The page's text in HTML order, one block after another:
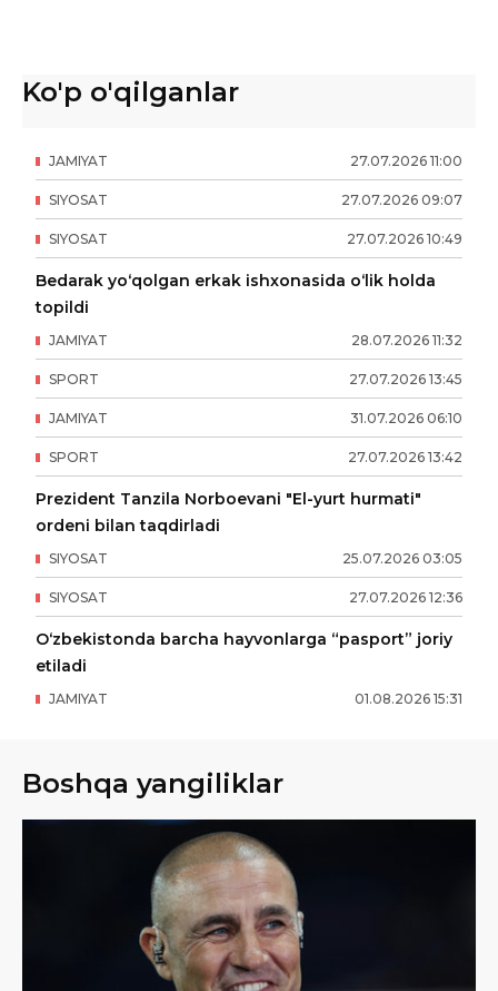
Ko'p o'qilganlar
27.07.2026 11:00
JAMIYAT
27.07.2026 09:07
SIYOSAT
27.07.2026 10:49
SIYOSAT
Bedarak yo‘qolgan erkak ishxonasida o‘lik holda
topildi
28.07.2026 11:32
JAMIYAT
27.07.2026 13:45
SPORT
31.07.2026 06:10
JAMIYAT
27.07.2026 13:42
SPORT
Prezident Tanzila Norboevani "El-yurt hurmati"
ordeni bilan taqdirladi
25.07.2026 03:05
SIYOSAT
27.07.2026 12:36
SIYOSAT
O‘zbekistonda barcha hayvonlarga “pasport” joriy
etiladi
01.08.2026 15:31
JAMIYAT
Boshqa yangiliklar